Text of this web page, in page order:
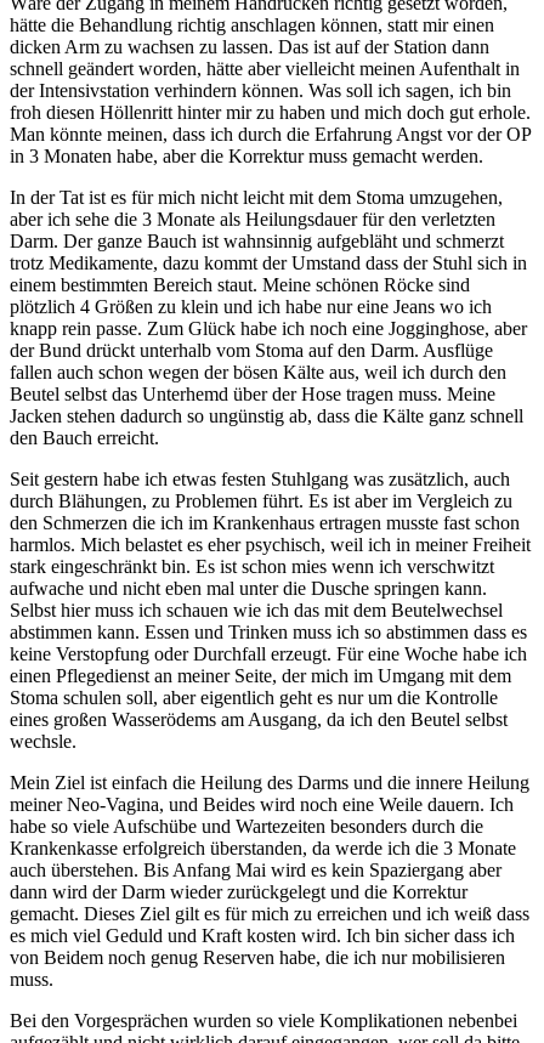
hätte die Behandlung richtig anschlagen können, statt mir einen
dicken Arm zu wachsen zu lassen. Das ist auf der Station dann
schnell geändert worden, hätte aber vielleicht meinen Aufenthalt in
der Intensivstation verhindern können. Was soll ich sagen, ich bin
froh diesen Höllenritt hinter mir zu haben und mich doch gut erhole.
Man könnte meinen, dass ich durch die Erfahrung Angst vor der OP
in 3 Monaten habe, aber die Korrektur muss gemacht werden.
In der Tat ist es für mich nicht leicht mit dem Stoma umzugehen,
aber ich sehe die 3 Monate als Heilungsdauer für den verletzten
Darm. Der ganze Bauch ist wahnsinnig aufgebläht und schmerzt
trotz Medikamente, dazu kommt der Umstand dass der Stuhl sich in
einem bestimmten Bereich staut. Meine schönen Röcke sind
plötzlich 4 Größen zu klein und ich habe nur eine Jeans wo ich
knapp rein passe. Zum Glück habe ich noch eine Jogginghose, aber
der Bund drückt unterhalb vom Stoma auf den Darm. Ausflüge
fallen auch schon wegen der bösen Kälte aus, weil ich durch den
Beutel selbst das Unterhemd über der Hose tragen muss. Meine
Jacken stehen dadurch so ungünstig ab, dass die Kälte ganz schnell
den Bauch erreicht.
Seit gestern habe ich etwas festen Stuhlgang was zusätzlich, auch
durch Blähungen, zu Problemen führt. Es ist aber im Vergleich zu
den Schmerzen die ich im Krankenhaus ertragen musste fast schon
harmlos. Mich belastet es eher psychisch, weil ich in meiner Freiheit
stark eingeschränkt bin. Es ist schon mies wenn ich verschwitzt
aufwache und nicht eben mal unter die Dusche springen kann.
Selbst hier muss ich schauen wie ich das mit dem Beutelwechsel
abstimmen kann. Essen und Trinken muss ich so abstimmen dass es
keine Verstopfung oder Durchfall erzeugt. Für eine Woche habe ich
einen Pflegedienst an meiner Seite, der mich im Umgang mit dem
Stoma schulen soll, aber eigentlich geht es nur um die Kontrolle
eines großen Wasserödems am Ausgang, da ich den Beutel selbst
wechsle.
Mein Ziel ist einfach die Heilung des Darms und die innere Heilung
meiner Neo-Vagina, und Beides wird noch eine Weile dauern. Ich
habe so viele Aufschübe und Wartezeiten besonders durch die
Krankenkasse erfolgreich überstanden, da werde ich die 3 Monate
auch überstehen. Bis Anfang Mai wird es kein Spaziergang aber
dann wird der Darm wieder zurückgelegt und die Korrektur
gemacht. Dieses Ziel gilt es für mich zu erreichen und ich weiß dass
es mich viel Geduld und Kraft kosten wird. Ich bin sicher dass ich
von Beidem noch genug Reserven habe, die ich nur mobilisieren
muss.
Bei den Vorgesprächen wurden so viele Komplikationen nebenbei